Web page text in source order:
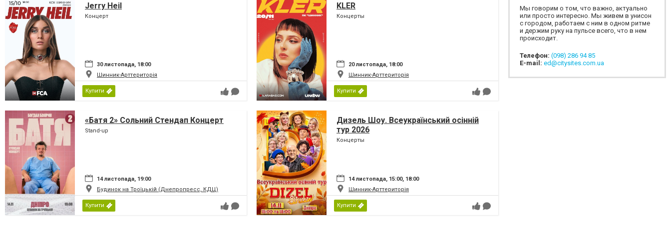
Jerry Heil
Концерт
30 листопада, 18:00
Шинник-Арттериторія
Купити
KLER
Концерты
20 листопада, 18:00
Шинник-Арттериторія
Купити
«Батя 2» Сольний Стендап Концерт
Stand-up
14 листопада, 19:00
Будинок на Троїцькій (Днепропресс, КДЦ)
Купити
Дизель Шоу. Всеукраїнський осінній
тур 2026
Концерты
14 листопада, 15:00, 18:00
Шинник-Арттериторія
Купити
Мы говорим о том, что важно, актуально
или просто интересно. Мы живем в унисон
с городом, работаем с ним в одном ритме
и держим руку на пульсе всего, что в нем
происходит.
Телефон: (098) 286 94 85
E-mail: ed@citysites.com.ua